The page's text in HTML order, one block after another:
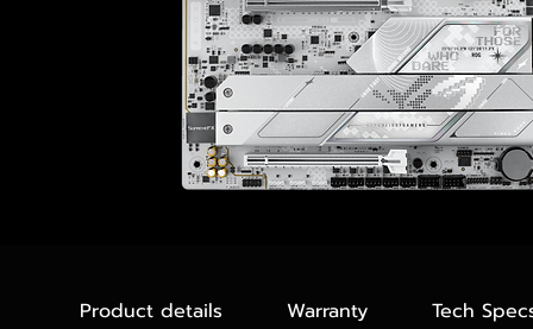
Product details Warranty Tech